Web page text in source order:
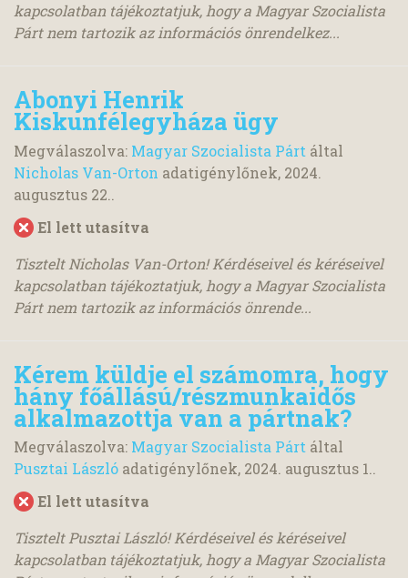
kapcsolatban tájékoztatjuk, hogy a Magyar Szocialista
Párt nem tartozik az információs önrendelkez...
Abonyi Henrik
Kiskunfélegyháza ügy
Megválaszolva: Magyar Szocialista Párt által
Nicholas Van-Orton adatigénylőnek, 2024.
augusztus 22..
El lett utasítva
Tisztelt Nicholas Van-Orton! Kérdéseivel és kéréseivel
kapcsolatban tájékoztatjuk, hogy a Magyar Szocialista
Párt nem tartozik az információs önrende...
Kérem küldje el számomra, hogy
hány főállású/részmunkaidős
alkalmazottja van a pártnak?
Megválaszolva: Magyar Szocialista Párt által
Pusztai László adatigénylőnek, 2024. augusztus 1..
El lett utasítva
Tisztelt Pusztai László! Kérdéseivel és kéréseivel
kapcsolatban tájékoztatjuk, hogy a Magyar Szocialista